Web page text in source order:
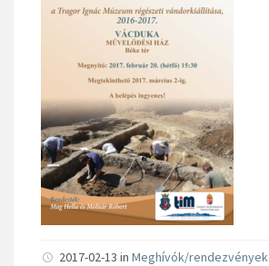
2017-02-13 in Meghívók/rendezvények